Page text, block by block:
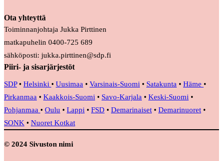
Ota yhteyttä
Toiminnanjohtaja Jukka Pirttinen
matkapuhelin 0400-725 689
sähköposti: jukka.pirttinen@sdp.fi
Piiri- ja sisarjärjestöt
SDP• Helsinki • Uusimaa • Varsinais-Suomi • Satakunta • Häme •
Pirkanmaa • Kaakkois-Suomi • Savo-Karjala • Keski-Suomi •
Pohjanmaa • Oulu • Lappi • FSD • Demarinaiset • Demarinuoret •
SONK • Nuoret Kotkat
© 2024 Sivuston nimi